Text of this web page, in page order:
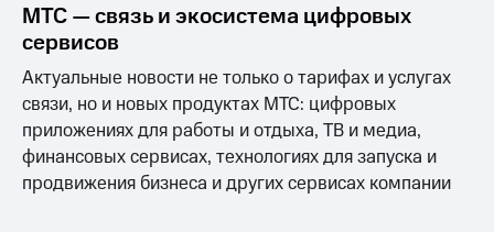
ТВ и телефон
для дома
Спутниковое
ТВ
фильмы,
музыка
другое
Семейная
группа
Скидка
МТС — связь и экосистема цифровых
сервисов
Актуальные новости не только о тарифах и услугах
связи, но и новых продуктах МТС: цифровых
приложениях для работы и отдыха, ТВ и медиа,
финансовых сервисах, технологиях для запуска и
продвижения бизнеса и других сервисах компании